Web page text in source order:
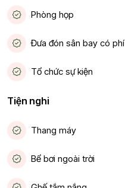
Phòng họp
Đưa đón sân bay có phí
Tổ chức sự kiện
Tiện nghi
Thang máy
Bể bơi ngoài trời